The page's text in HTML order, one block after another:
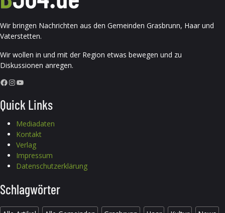
Wir bringen Nachrichten aus den Gemeinden Grasbrunn, Haar und
Vaterstetten.
Wir wollen in und mit der Region etwas bewegen und zu
Diskussionen anregen.
Facebook InstagramYouTube
Quick Links
Mediadaten
Kontakt
Verlag
Impressum
Datenschutzerklärung
Schlagwörter